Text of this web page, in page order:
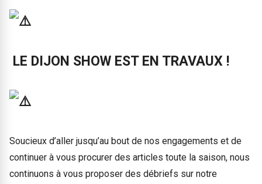
LE DIJON SHOW EST EN TRAVAUX !
Soucieux d’aller jusqu’au bout de nos engagements et de
continuer à vous procurer des articles toute la saison, nous
continuons à vous proposer des débriefs sur notre